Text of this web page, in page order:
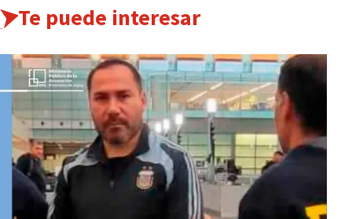
Te puede interesar